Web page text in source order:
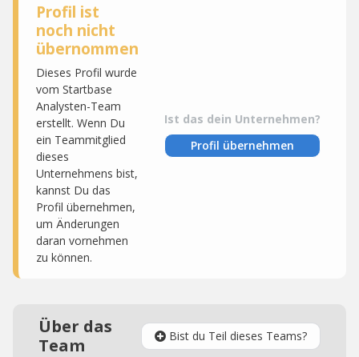
Profil ist
noch nicht
übernommen
Dieses Profil wurde
vom Startbase
Analysten-Team
erstellt. Wenn Du
ein Teammitglied
dieses
Unternehmens bist,
kannst Du das
Profil übernehmen,
um Änderungen
daran vornehmen
zu können.
Ist das dein Unternehmen?
Profil übernehmen
Über das
Team
Bist du Teil dieses Teams?